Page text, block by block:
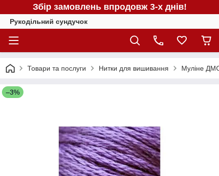
Збір замовлень впродовж 3-х днів!
Рукодільний сундучок
Товари та послуги Нитки для вишивання Муліне
–3%